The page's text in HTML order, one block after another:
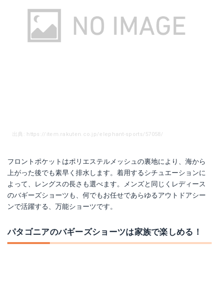
出典: https://item.rakuten.co.jp/elephant-sports/57058/
フロントポケットはポリエステルメッシュの裏地により、海から
上がった後でも素早く排水します。着用するシチュエーションに
よって、レングスの長さも選べます。メンズと同じくレディース
のバギーズショーツも、何でもお任せであらゆるアウトドアシー
ンで活躍する、万能ショーツです。
パタゴニアのバギーズショーツは家族で楽しめる！